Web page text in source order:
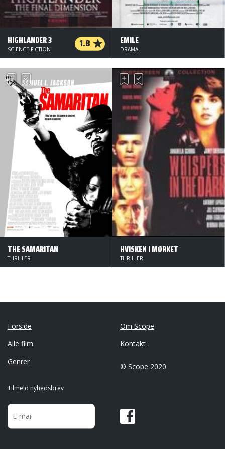
HIGHLANDER 3 1.8
SCIENCE FICTION
EMILE
DRAMA
THE SAMARITAN
THRILLER
HVISKEN I MØRKET
THRILLER
Forside
Alle film
Genrer
Om Scope
Kontakt
© Scope 2020
Tilmeld nyhedsbrev